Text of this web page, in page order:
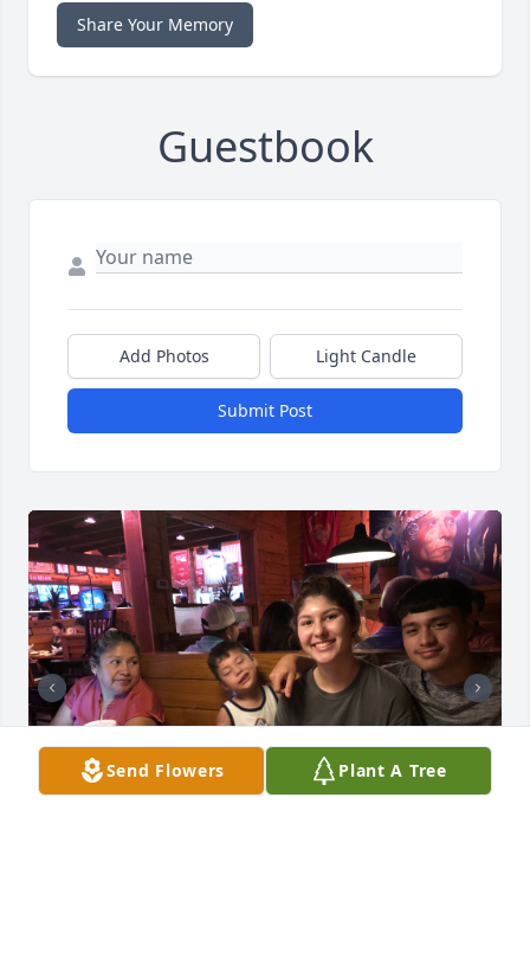
Share Your Memory
Guestbook
Add Photos Light Candle
Submit Post
Send Flowers Plant A Tree